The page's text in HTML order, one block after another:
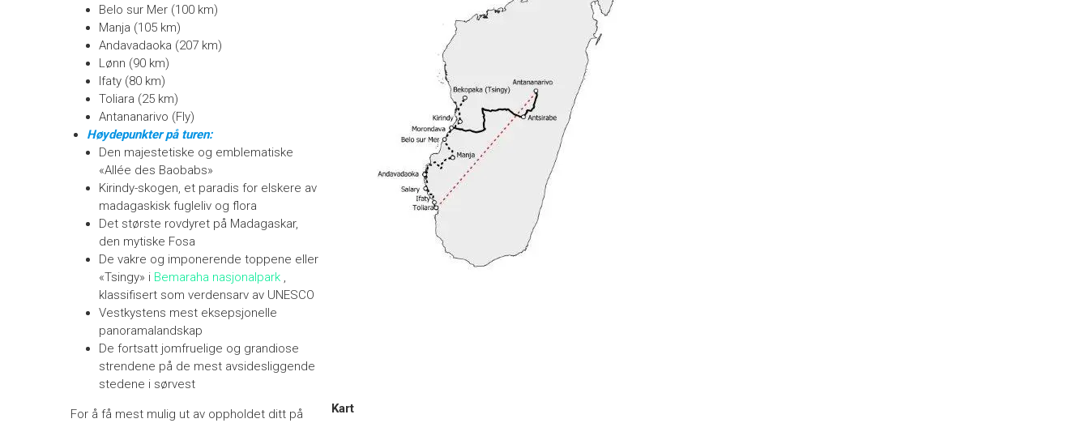
Kart
Belo sur Mer (100 km)
Manja (105 km)
Andavadaoka (207 km)
Lønn (90 km)
Ifaty (80 km)
Toliara (25 km)
Antananarivo (Fly)
Høydepunkter på turen:
Den majestetiske og emblematiske
«Allée des Baobabs»
Kirindy-skogen, et paradis for elskere av
madagaskisk fugleliv og flora
Det største rovdyret på Madagaskar,
den mytiske Fosa
De vakre og imponerende toppene eller
«Tsingy» i Bemaraha nasjonalpark ,
klassifisert som verdensarv av UNESCO
Vestkystens mest eksepsjonelle
panoramalandskap
De fortsatt jomfruelige og grandiose
strendene på de mest avsidesliggende
stedene i sørvest
For å få mest mulig ut av oppholdet ditt på